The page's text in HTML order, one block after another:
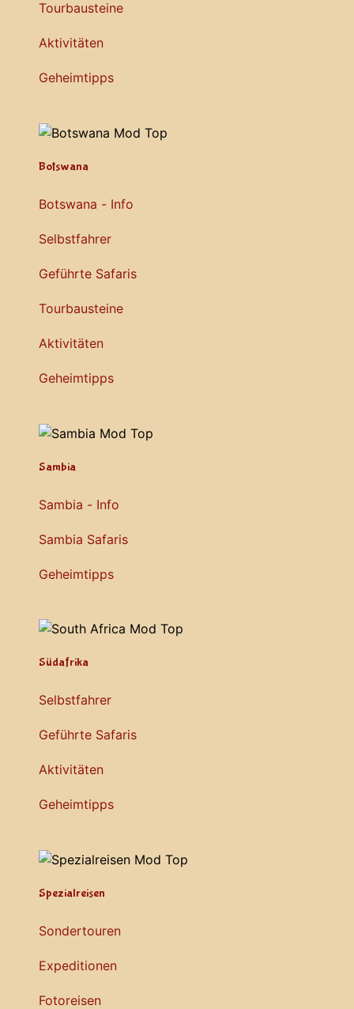
Tourbausteine
Aktivitäten
Geheimtipps
Botswana
Botswana - Info
Selbstfahrer
Geführte Safaris
Tourbausteine
Aktivitäten
Geheimtipps
Sambia
Sambia - Info
Sambia Safaris
Geheimtipps
Südafrika
Selbstfahrer
Geführte Safaris
Aktivitäten
Geheimtipps
Spezialreisen
Sondertouren
Expeditionen
Fotoreisen